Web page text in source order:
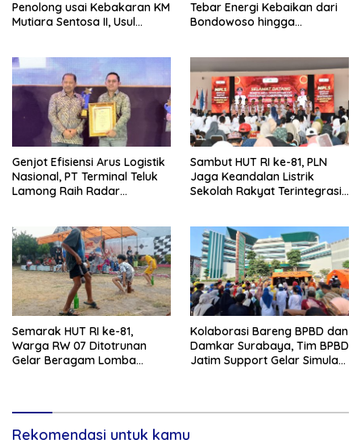
Penolong usai Kebakaran KM
Mutiara Sentosa II, Usul
Tebar Energi Kebaikan dari
Bondowoso hingga
Genjot Efisiensi Arus Logistik
Nasional, PT Terminal Teluk
Lamong Raih Radar
Sambut HUT RI ke-81, PLN
Jaga Keandalan Listrik
Sekolah Rakyat Terintegrasi 1
Semarak HUT RI ke-81,
Warga RW 07 Ditotrunan
Gelar Beragam Lomba
Kolaborasi Bareng BPBD dan
Damkar Surabaya, Tim BPBD
Jatim Support Gelar Simulasi
Rekomendasi untuk kamu